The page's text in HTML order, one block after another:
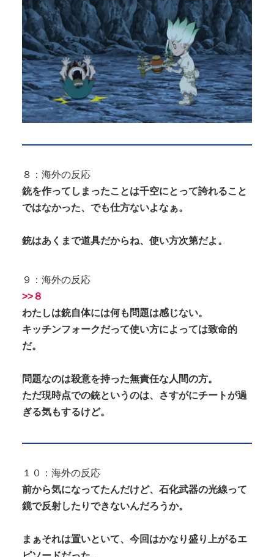
８：海外の反応
銃を作ってしまったことは千空にとって誇れること
ではなかった、でも仕方ないよなぁ。
銃はあくまで道具だからね、使い方次第だよ。
９：海外の反応
>>８
わたしは銃自体には何も問題は感じない。
キッチンフォークだって使い方によっては致命的
だ。
問題なのは殺意を持った無責任な人間の方。
ただ現時点での銃というのは、さすがにチートが過
ぎる気もするけど。
１０：海外の反応
前から気になってたんだけど、石化武器の光線って
鏡で反射したりできないんだろうか。
まぁそれは置いといて、今回はかなり盛り上がるエ